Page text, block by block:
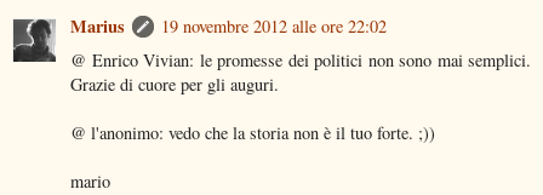
Marius
19 novembre 2012 alle ore 22:02
@ Enrico Vivian: le promesse dei politici non sono mai semplici.
Grazie di cuore per gli auguri.
@ l'anonimo: vedo che la storia non è il tuo forte. ;))
mario